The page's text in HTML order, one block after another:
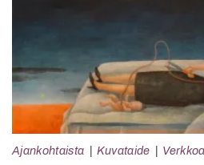
Ajankohtaista Kuvataide